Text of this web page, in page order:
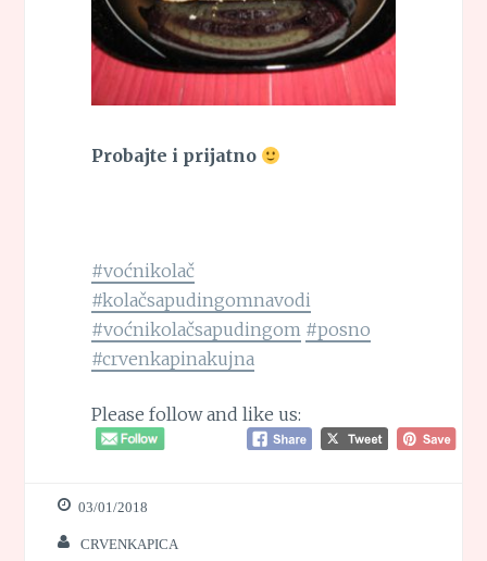
Probajte i prijatno
#voćnikolač
#kolačsapudingomnavodi
#voćnikolačsapudingom #posno
#crvenkapinakujna
Please follow and like us:
03/01/2018
CRVENKAPICA